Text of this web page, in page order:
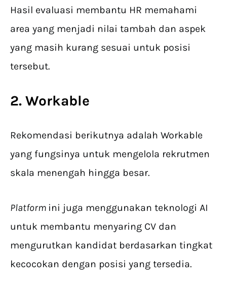
Hasil evaluasi membantu HR memahami
area yang menjadi nilai tambah dan aspek
yang masih kurang sesuai untuk posisi
tersebut.
2. Workable
Rekomendasi berikutnya adalah Workable
yang fungsinya untuk mengelola rekrutmen
skala menengah hingga besar.
Platform ini juga menggunakan teknologi AI
untuk membantu menyaring CV dan
mengurutkan kandidat berdasarkan tingkat
kecocokan dengan posisi yang tersedia.